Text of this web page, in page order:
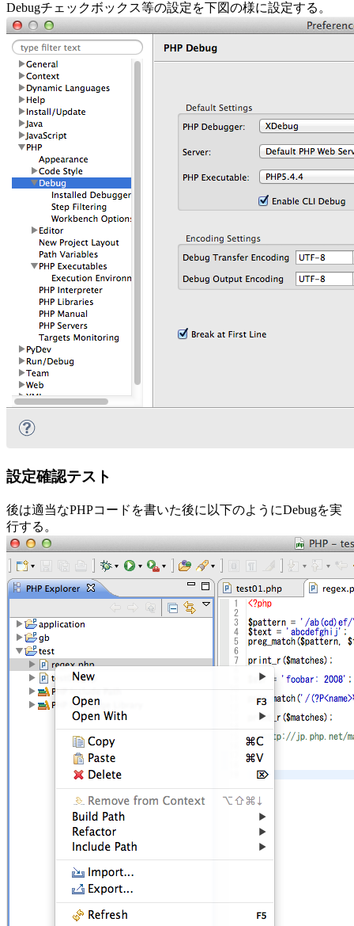
Debugチェックボックス等の設定を下図の様に設定する。
設定確認テスト
後は適当なPHPコードを書いた後に以下のようにDebugを実
行する。